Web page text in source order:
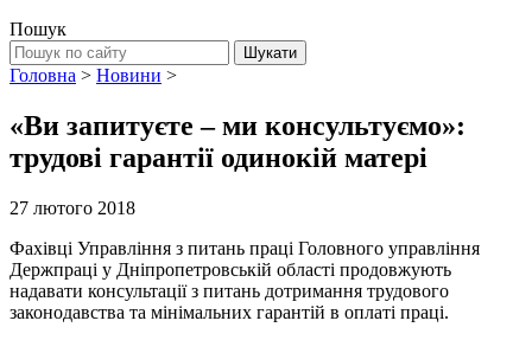
Пошук
Головна > Новини >
«Ви запитуєте – ми консультуємо»:
трудові гарантії одинокій матері
27 лютого 2018
Фахівці Управління з питань праці Головного управління
Держпраці у Дніпропетровській області продовжують
надавати консультації з питань дотримання трудового
законодавства та мінімальних гарантій в оплаті праці.